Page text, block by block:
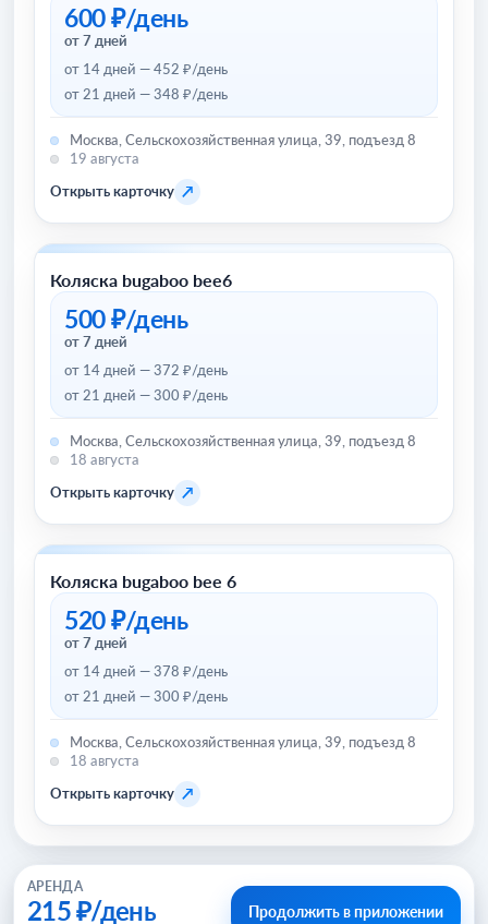
600 ₽/день
от 7 дней
от 14 дней — 452 ₽/день
от 21 дней — 348 ₽/день
Москва, Сельскохозяйственная улица, 39, подъезд 8
19 августа
Открыть карточку ↗
Товары для детей и игрушки
Коляска bugaboo bee6
500 ₽/день
от 7 дней
от 14 дней — 372 ₽/день
от 21 дней — 300 ₽/день
Москва, Сельскохозяйственная улица, 39, подъезд 8
18 августа
Открыть карточку ↗
Товары для детей и игрушки
Коляска bugaboo bee 6
520 ₽/день
от 7 дней
от 14 дней — 378 ₽/день
от 21 дней — 300 ₽/день
Москва, Сельскохозяйственная улица, 39, подъезд 8
18 августа
Открыть карточку ↗
АРЕНДА
215 ₽/день Продолжить в приложении